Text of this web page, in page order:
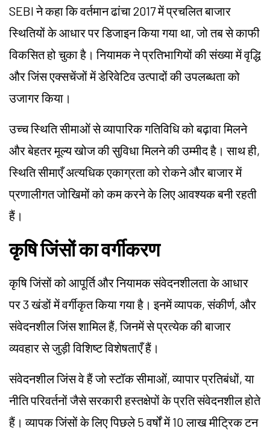
SEBI ने कहा कि वर्तमान ढांचा 2017 में प्रचलित बाजार
स्थितियों के आधार पर डिजाइन किया गया था, जो तब से काफी
विकसित हो चुका है। नियामक ने प्रतिभागियों की संख्या में वृद्धि
और जिंस एक्सचेंजों में डेरिवेटिव उत्पादों की उपलब्धता को
उजागर किया।
उच्च स्थिति सीमाओं से व्यापारिक गतिविधि को बढ़ावा मिलने
और बेहतर मूल्य खोज की सुविधा मिलने की उम्मीद है। साथ ही,
स्थिति सीमाएँ अत्यधिक एकाग्रता को रोकने और बाजार में
प्रणालीगत जोखिमों को कम करने के लिए आवश्यक बनी रहती
हैं।
कृषि जिंसों का वर्गीकरण
कृषि जिंसों को आपूर्ति और नियामक संवेदनशीलता के आधार
पर 3 खंडों में वर्गीकृत किया गया है। इनमें व्यापक, संकीर्ण, और
संवेदनशील जिंस शामिल हैं, जिनमें से प्रत्येक की बाजार
व्यवहार से जुड़ी विशिष्ट विशेषताएँ हैं।
संवेदनशील जिंस वे हैं जो स्टॉक सीमाओं, व्यापार प्रतिबंधों, या
नीति परिवर्तनों जैसे सरकारी हस्तक्षेपों के प्रति संवेदनशील होते
हैं। व्यापक जिंसों के लिए पिछले 5 वर्षों में 10 लाख मीट्रिक टन